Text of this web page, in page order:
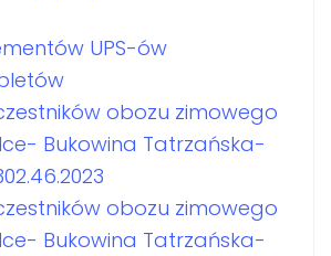
UPS-ów
obozu zimowego
Bukowina Tatrzańska-
obozu zimowego
Bukowina Tatrzańska-